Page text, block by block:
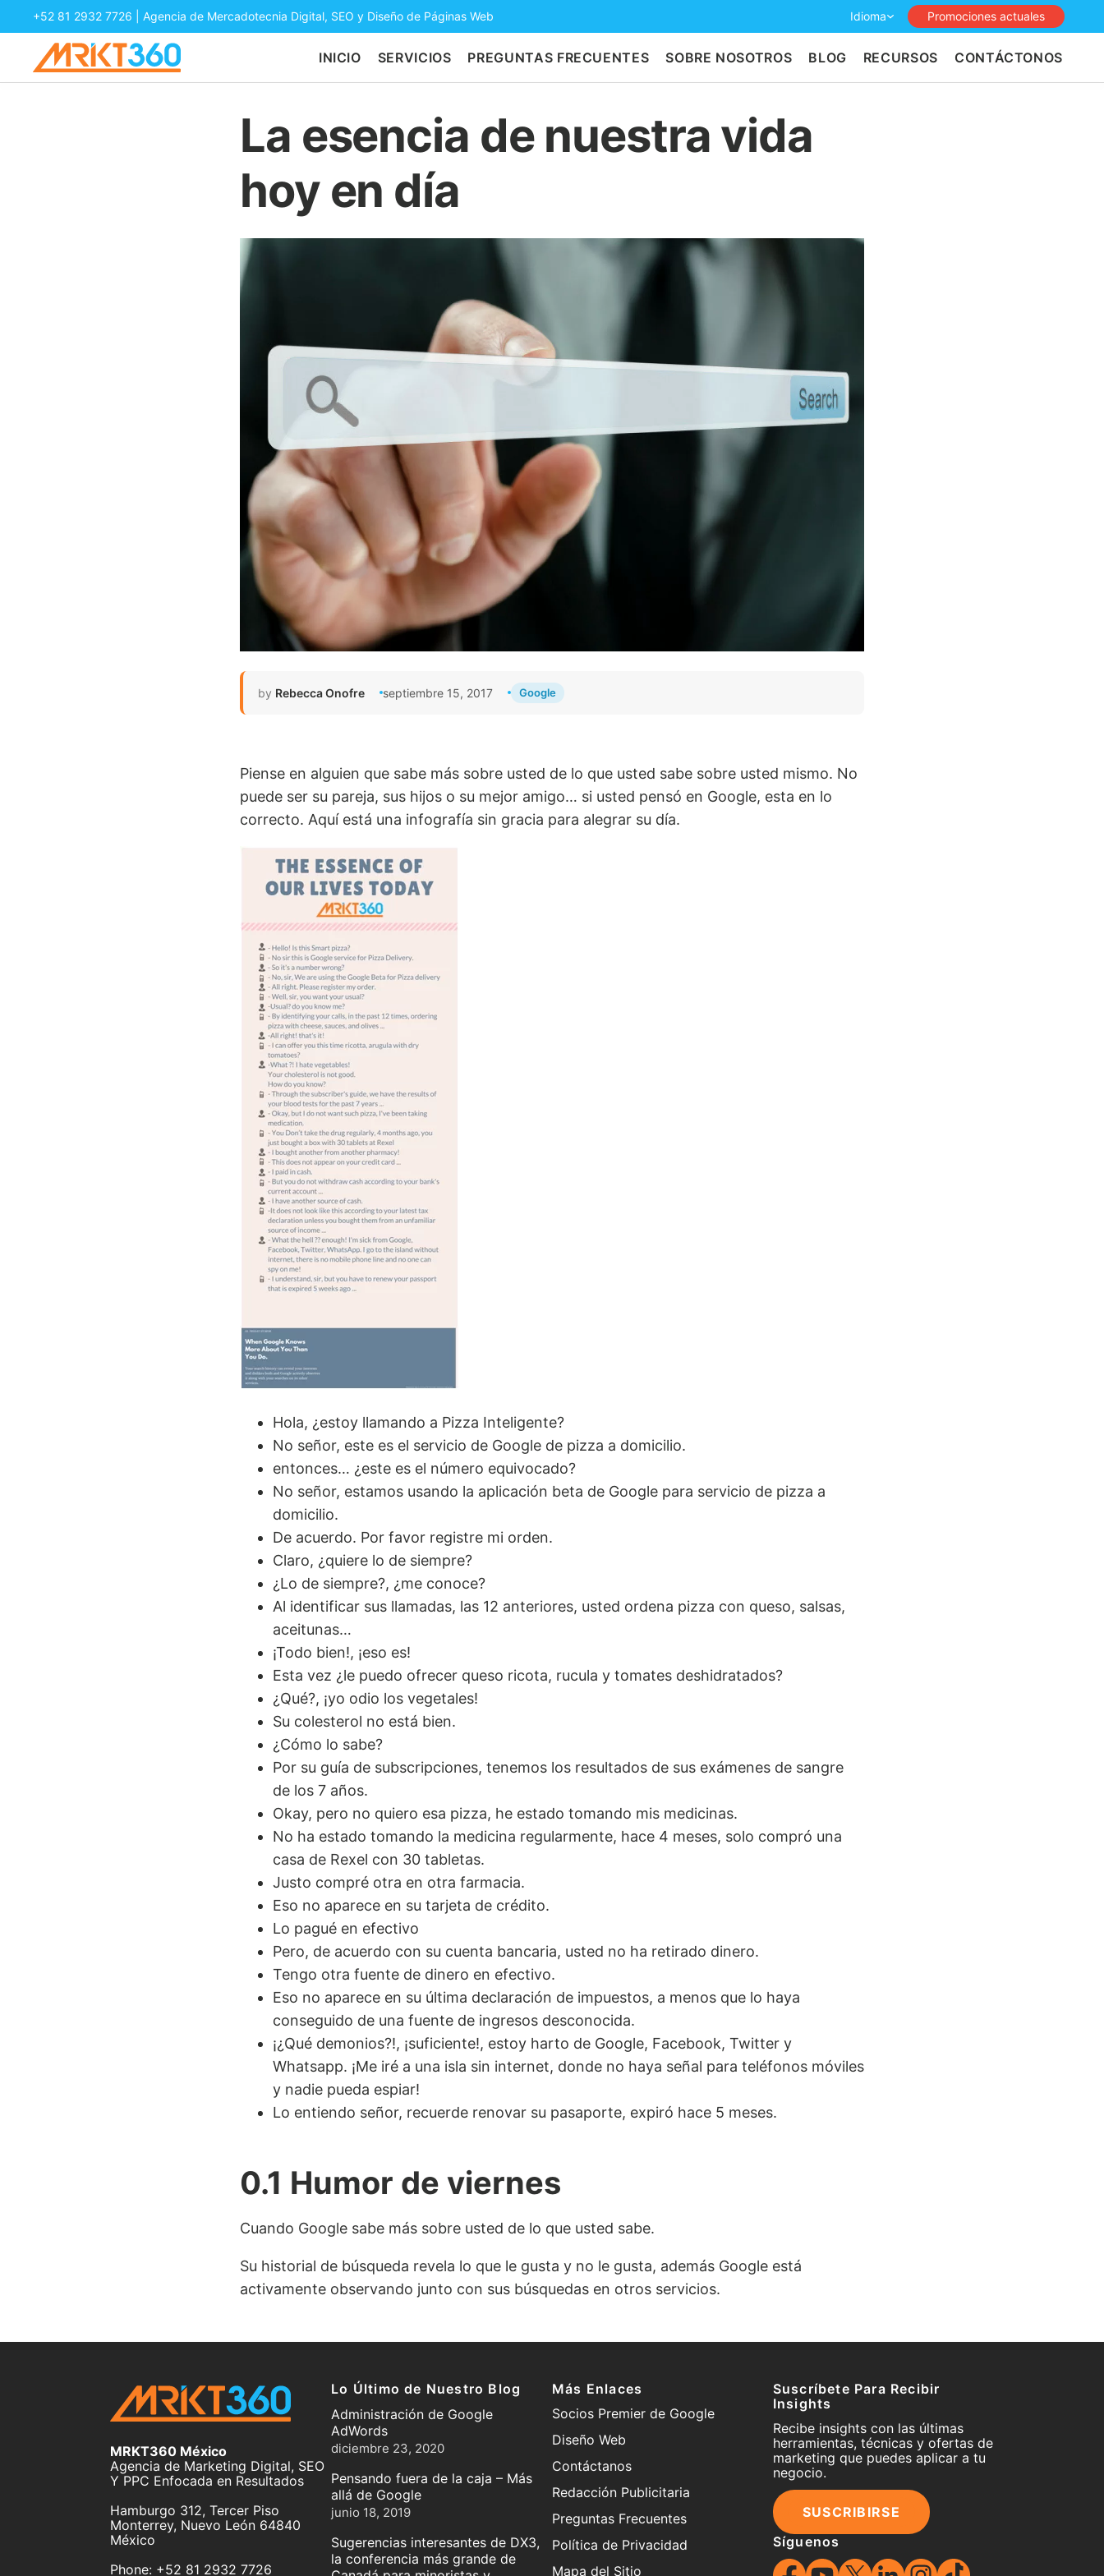
+52 81 2932 7726 | Agencia de Mercadotecnia Digital, SEO y Diseño de Páginas Web Idioma Promociones actuales
INICIO SERVICIOS PREGUNTAS FRECUENTES SOBRE NOSOTROS BLOG RECURSOS CONTÁCTONOS
La esencia de nuestra vida
hoy en día
by Rebecca Onofre septiembre 15, 2017 Google
Piense en alguien que sabe más sobre usted de lo que usted sabe sobre usted mismo. No
puede ser su pareja, sus hijos o su mejor amigo… si usted pensó en Google, esta en lo
correcto. Aquí está una infografía sin gracia para alegrar su día.
Hola, ¿estoy llamando a Pizza Inteligente?
No señor, este es el servicio de Google de pizza a domicilio.
entonces… ¿este es el número equivocado?
No señor, estamos usando la aplicación beta de Google para servicio de pizza a
domicilio.
De acuerdo. Por favor registre mi orden.
Claro, ¿quiere lo de siempre?
¿Lo de siempre?, ¿me conoce?
Al identificar sus llamadas, las 12 anteriores, usted ordena pizza con queso, salsas,
aceitunas…
¡Todo bien!, ¡eso es!
Esta vez ¿le puedo ofrecer queso ricota, rucula y tomates deshidratados?
¿Qué?, ¡yo odio los vegetales!
Su colesterol no está bien.
¿Cómo lo sabe?
Por su guía de subscripciones, tenemos los resultados de sus exámenes de sangre
de los 7 años.
Okay, pero no quiero esa pizza, he estado tomando mis medicinas.
No ha estado tomando la medicina regularmente, hace 4 meses, solo compró una
casa de Rexel con 30 tabletas.
Justo compré otra en otra farmacia.
Eso no aparece en su tarjeta de crédito.
Lo pagué en efectivo
Pero, de acuerdo con su cuenta bancaria, usted no ha retirado dinero.
Tengo otra fuente de dinero en efectivo.
Eso no aparece en su última declaración de impuestos, a menos que lo haya
conseguido de una fuente de ingresos desconocida.
¡¿Qué demonios?!, ¡suficiente!, estoy harto de Google, Facebook, Twitter y
Whatsapp. ¡Me iré a una isla sin internet, donde no haya señal para teléfonos móviles
y nadie pueda espiar!
Lo entiendo señor, recuerde renovar su pasaporte, expiró hace 5 meses.
0.1 Humor de viernes
Cuando Google sabe más sobre usted de lo que usted sabe.
Su historial de búsqueda revela lo que le gusta y no le gusta, además Google está
activamente observando junto con sus búsquedas en otros servicios.
MRKT360 México
Agencia de Marketing Digital, SEO
Y PPC Enfocada en Resultados
Hamburgo 312, Tercer Piso
Monterrey, Nuevo León 64840
México
Phone: +52 81 2932 7726
Lo Último de Nuestro Blog
Administración de Google
AdWords
diciembre 23, 2020
Pensando fuera de la caja – Más
allá de Google
junio 18, 2019
Sugerencias interesantes de DX3,
la conferencia más grande de
Más Enlaces
Socios Premier de Google
Diseño Web
Contáctanos
Redacción Publicitaria
Preguntas Frecuentes
Política de Privacidad
Mapa del Sitio
Suscríbete Para Recibir
Insights
Recibe insights con las últimas
herramientas, técnicas y ofertas de
marketing que puedes aplicar a tu
negocio.
SUSCRIBIRSE
Síguenos